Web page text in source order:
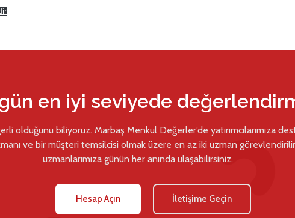
en iyi seviyede
olduğunu biliyoruz. Marbaş Menkul Değerler’de yatırımcılarımıza
ve bir müşteri temsilcisi olmak üzere en az iki uzman görevlendirilir.
uzmanlarımıza günün her anında ulaşabilirsiniz.
Hesap Açın İletişime Geçin